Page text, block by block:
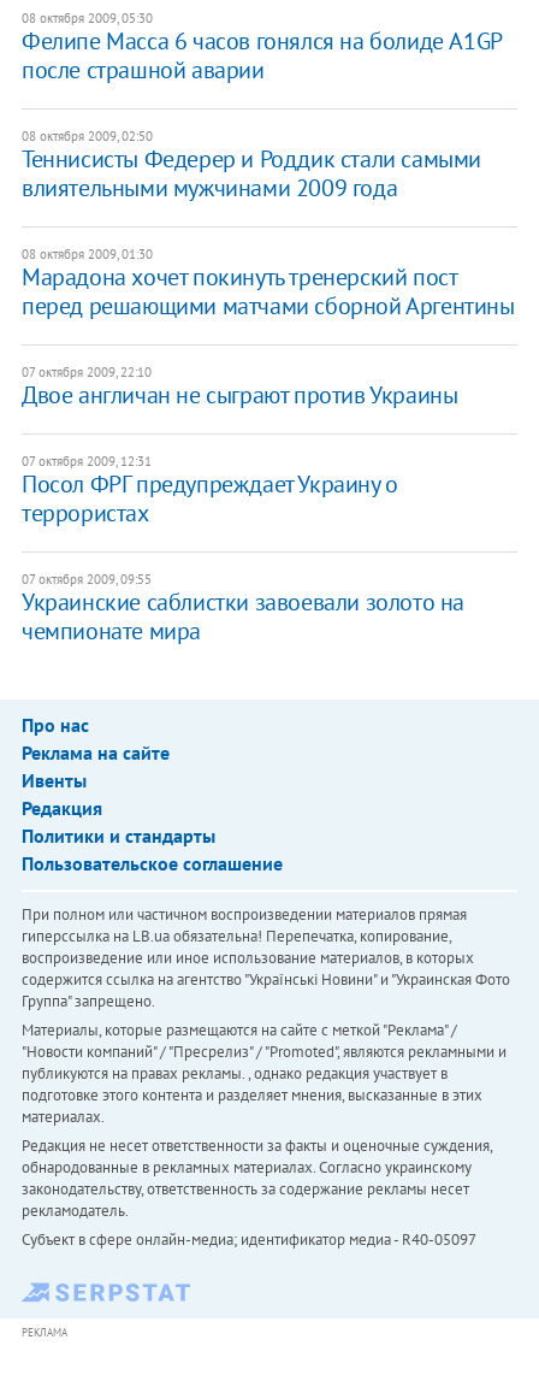
08 октября 2009, 05:30
Фелипе Масса 6 часов гонялся на болиде A1GP
после страшной аварии
08 октября 2009, 02:50
Теннисисты Федерер и Роддик стали самыми
влиятельными мужчинами 2009 года
08 октября 2009, 01:30
Марадона хочет покинуть тренерский пост
перед решающими матчами сборной Аргентины
07 октября 2009, 22:10
Двое англичан не сыграют против Украины
07 октября 2009, 12:31
Посол ФРГ предупреждает Украину о
террористах
07 октября 2009, 09:55
Украинские саблистки завоевали золото на
чемпионате мира
Про нас
Реклама на сайте
Ивенты
Редакция
Политики и стандарты
Пользовательское соглашение
При полном или частичном воспроизведении материалов прямая
гиперссылка на LB.ua обязательна! Перепечатка, копирование,
воспроизведение или иное использование материалов, в которых
содержится ссылка на агентство "Українськi Новини" и "Украинская Фото
Группа" запрещено.
Материалы, которые размещаются на сайте с меткой "Реклама" /
"Новости компаний" / "Пресрелиз" / "Promoted", являются рекламными и
публикуются на правах рекламы. , однако редакция участвует в
подготовке этого контента и разделяет мнения, высказанные в этих
материалах.
Редакция не несет ответственности за факты и оценочные суждения,
обнародованные в рекламных материалах. Согласно украинскому
законодательству, ответственность за содержание рекламы несет
рекламодатель.
Субъект в сфере онлайн-медиа; идентификатор медиа - R40-05097
РЕКЛАМА